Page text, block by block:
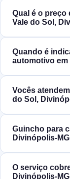
Qual é o preço
Vale do Sol,
Quando é
automotivo em
Vocês
do Sol,
Guincho para
O serviço